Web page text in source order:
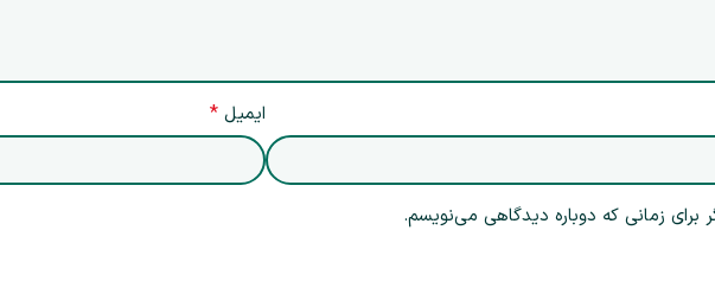
ایمیل *
برای زمانی که دوباره دیدگاهی می‌نویسم.